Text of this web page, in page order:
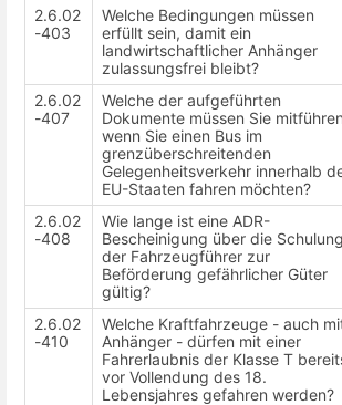
2.6.02
-403
Welche Bedingungen müssen
erfüllt sein, damit ein
landwirtschaftlicher Anhänger
zulassungsfrei bleibt?
2.6.02
-407
Welche der aufgeführten
Dokumente müssen Sie
wenn Sie einen Bus im
grenzüberschreitenden
Gelegenheitsverkehr innerhalb
EU-Staaten fahren möchten?
2.6.02
-408
Wie lange ist eine ADR-
Bescheinigung über die Schulung
der Fahrzeugführer zur
Beförderung gefährlicher Güter
gültig?
2.6.02
-410
Welche Kraftfahrzeuge - auch
Anhänger - dürfen mit einer
Fahrerlaubnis der Klasse T
vor Vollendung des 18.
Lebensjahres gefahren werden?